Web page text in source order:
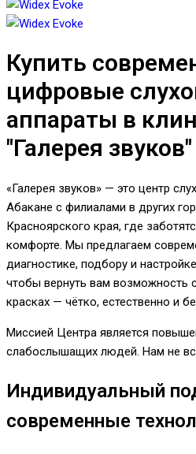
Купить
цифровые
аппараты в
"Галерея звуков"
«Галерея звуков» — это центр
Абакане с филиалами в других
Красноярского края, где
комфорте. Мы предлагаем
диагностике, подбору и
чтобы вернуть вам возможность
красках — чётко, естественно и
Миссией Центра является
слабослышащих людей. Нам не
Индивидуальный
современные